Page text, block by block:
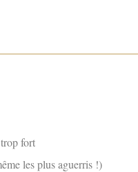
fort
les plus aguerris !)